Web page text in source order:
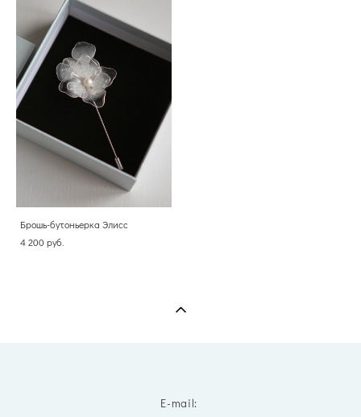
Брошь-бутоньерка Элисс
4 200 pуб.
E-mail: